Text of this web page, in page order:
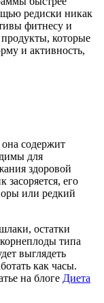
редиски никак
фитнесу и
которые
и активность,
содержит
для
здоровой
его
или редкий
остатки
типа
выглядеть
как часы.
на блоге Диета